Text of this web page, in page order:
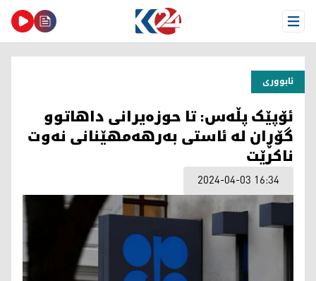
Open Menu
ئابووری
ئۆپێک پڵەس: تا حوزەیرانی داهاتوو
گۆڕان لە ئاستی بەرهەمهێنانی نەوت
ناکرێت
2024-04-03 16:34